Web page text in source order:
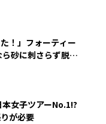
！」フォーティー
砂に刺さらず脱出
女子ツアーNo.1!?
が必要